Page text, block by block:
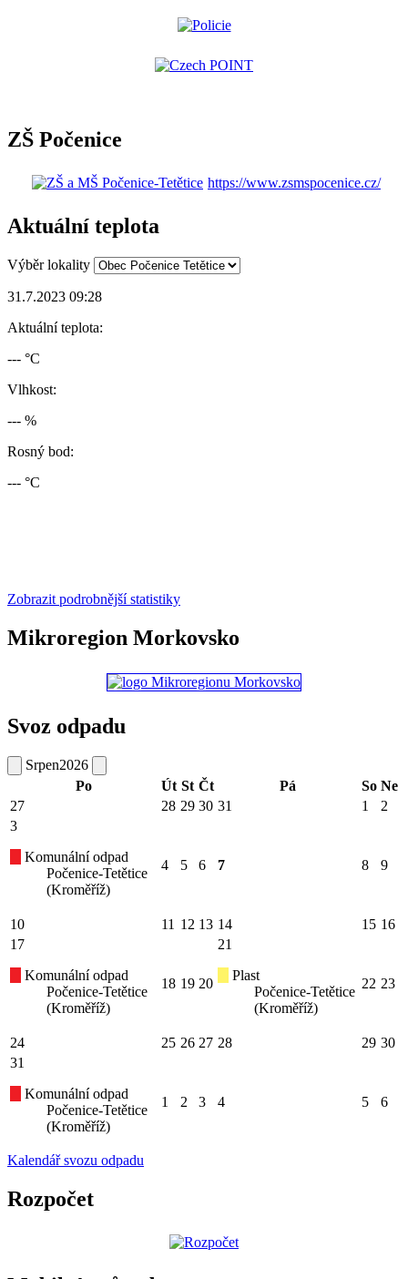
ZŠ Počenice
https://www.zsmspocenice.cz/
Aktuální teplota
Výběr lokality
31.7.2023 09:28
Aktuální teplota:
--- °C
Vlhkost:
--- %
Rosný bod:
--- °C
Zobrazit podrobnější statistiky
Mikroregion Morkovsko
Svoz odpadu
Srpen2026
Po
Út St Čt Pá So Ne
27
28 29 30 31 1
2
3
Komunální odpad
Počenice-Tetětice
(Kroměříž)
4 5 6 7 8 9
10 11 12 13 14 15 16
17
Komunální odpad
Počenice-Tetětice
(Kroměříž)
18 19 20
21
Plast
Počenice-Tetětice
(Kroměříž)
22 23
24 25 26 27 28 29 30
31
Komunální odpad
Počenice-Tetětice
(Kroměříž)
1 2 3 4 5 6
Kalendář svozu odpadu
Rozpočet